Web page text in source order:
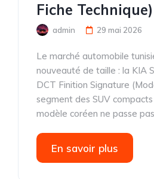
Fiche Technique)
admin 29 mai 2026
Le marché automobile
nouveauté de taille : la KIA
DCT Finition Signature
segment des SUV
modèle coréen ne passe
En savoir plus